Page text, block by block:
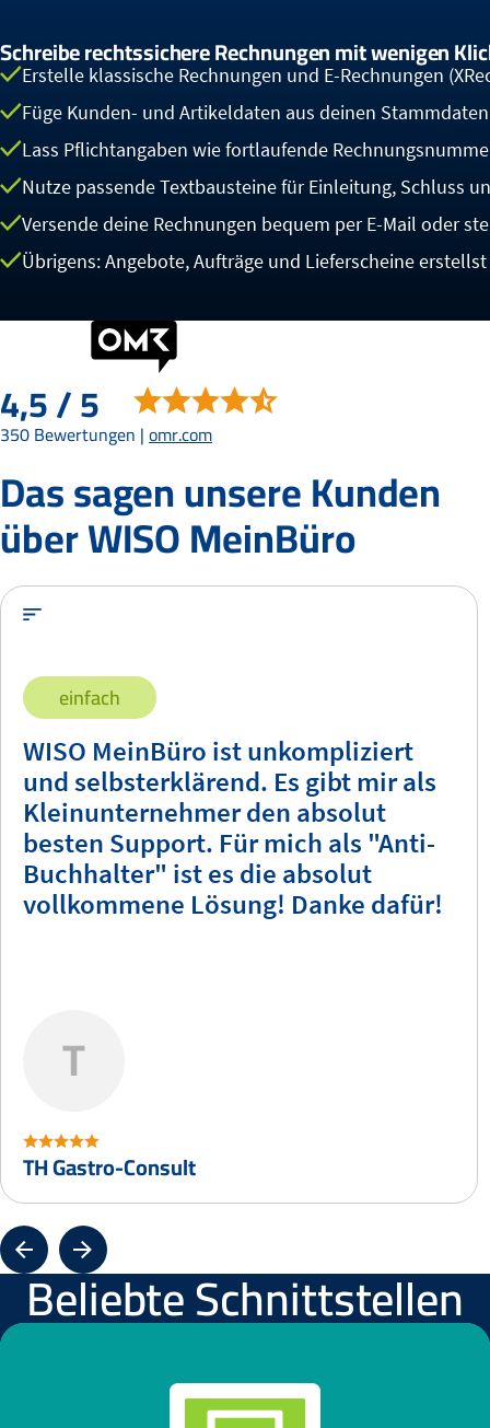
Schreibe rechtssichere Rechnungen mit wenigen
Erstelle klassische Rechnungen und E-Rechnungen
Füge Kunden- und Artikeldaten aus deinen
Lass Pflichtangaben wie fortlaufende
Nutze passende Textbausteine für Einleitung, Schluss
Versende deine Rechnungen bequem per E-Mail oder
Übrigens: Angebote, Aufträge und Lieferscheine
4,5 / 5
350 Bewertungen |omr.com
Das sagen unsere Kunden
über WISO MeinBüro
einfach
WISO MeinBüro ist unkompliziert
und selbsterklärend. Es gibt mir als
Kleinunternehmer den absolut
besten Support. Für mich als "Anti-
Buchhalter" ist es die absolut
vollkommene Lösung! Danke dafür!
TH Gastro-Consult
T
Beliebte Schnittstellen